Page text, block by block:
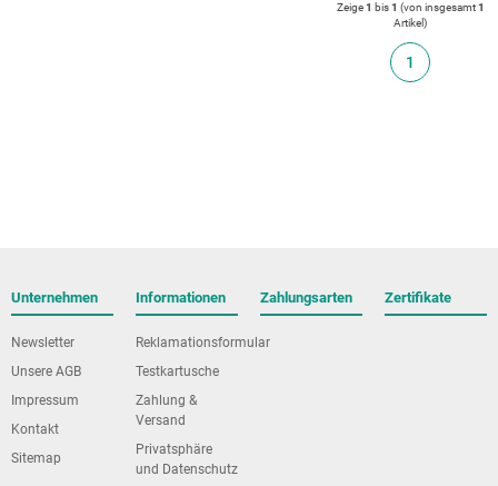
Zeige1 bis1 (von insgesamt1
Artikel)
1
Unternehmen
Newsletter
Unsere AGB
Impressum
Kontakt
Sitemap
Informationen
Reklamationsformular
Testkartusche
Zahlung &
Versand
Privatsphäre
und Datenschutz
Zahlungsarten Zertifikate